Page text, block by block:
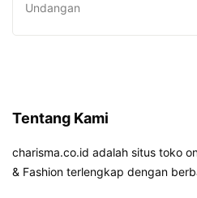
Undangan
Tentang Kami
charisma.co.id adalah situs toko
& Fashion terlengkap dengan